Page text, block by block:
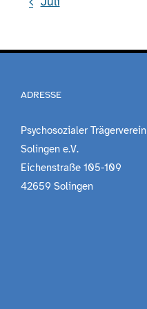
ADRESSE
Psychosozialer Trägerverein
Solingen e.V.
Eichenstraße 105-109
42659 Solingen